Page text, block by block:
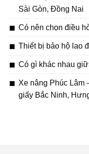
Sài Gòn, Đồng Nai
Có nên chọn điều
Thiết bị bảo hộ lao
Có gì khác nhau
Xe nâng Phúc Lâm
giấy Bắc Ninh,